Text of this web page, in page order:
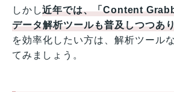
しかし近年では、「Content
データ解析ツールも普及しつつあ
を効率化したい方は、解析ツール
てみましょう。